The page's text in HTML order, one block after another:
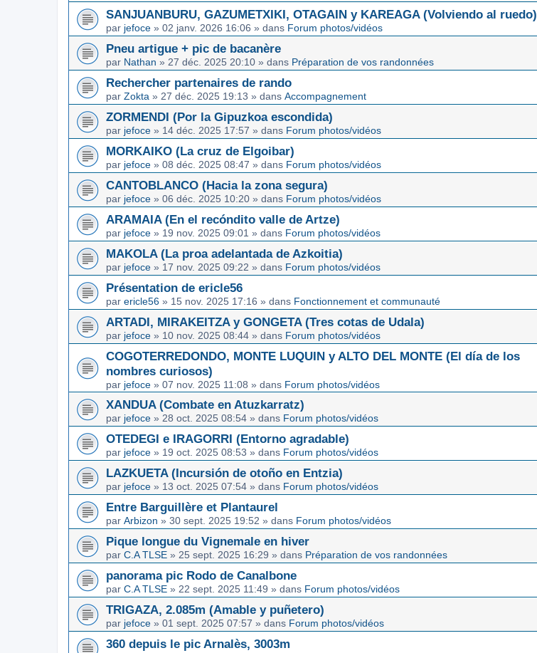
SANJUANBURU, GAZUMETXIKI, OTAGAIN y KAREAGA (Volviendo al ruedo)
par jefoce » 02 janv. 2026 16:06 » dans Forum photos/vidéos
Pneu artigue + pic de bacanère
par Nathan » 27 déc. 2025 20:10 » dans Préparation de vos randonnées
Rechercher partenaires de rando
par Zokta » 27 déc. 2025 19:13 » dans Accompagnement
ZORMENDI (Por la Gipuzkoa escondida)
par jefoce » 14 déc. 2025 17:57 » dans Forum photos/vidéos
MORKAIKO (La cruz de Elgoibar)
par jefoce » 08 déc. 2025 08:47 » dans Forum photos/vidéos
CANTOBLANCO (Hacia la zona segura)
par jefoce » 06 déc. 2025 10:20 » dans Forum photos/vidéos
ARAMAIA (En el recóndito valle de Artze)
par jefoce » 19 nov. 2025 09:01 » dans Forum photos/vidéos
MAKOLA (La proa adelantada de Azkoitia)
par jefoce » 17 nov. 2025 09:22 » dans Forum photos/vidéos
Présentation de ericle56
par ericle56 » 15 nov. 2025 17:16 » dans Fonctionnement et communauté
ARTADI, MIRAKEITZA y GONGETA (Tres cotas de Udala)
par jefoce » 10 nov. 2025 08:44 » dans Forum photos/vidéos
COGOTERREDONDO, MONTE LUQUIN y ALTO DEL MONTE (El día de los
nombres curiosos)
par jefoce » 07 nov. 2025 11:08 » dans Forum photos/vidéos
XANDUA (Combate en Atuzkarratz)
par jefoce » 28 oct. 2025 08:54 » dans Forum photos/vidéos
OTEDEGI e IRAGORRI (Entorno agradable)
par jefoce » 19 oct. 2025 08:53 » dans Forum photos/vidéos
LAZKUETA (Incursión de otoño en Entzia)
par jefoce » 13 oct. 2025 07:54 » dans Forum photos/vidéos
Entre Barguillère et Plantaurel
par Arbizon » 30 sept. 2025 19:52 » dans Forum photos/vidéos
Pique longue du Vignemale en hiver
par C.A TLSE » 25 sept. 2025 16:29 » dans Préparation de vos randonnées
panorama pic Rodo de Canalbone
par C.A TLSE » 22 sept. 2025 11:49 » dans Forum photos/vidéos
TRIGAZA, 2.085m (Amable y puñetero)
par jefoce » 01 sept. 2025 07:57 » dans Forum photos/vidéos
360 depuis le pic Arnalès, 3003m